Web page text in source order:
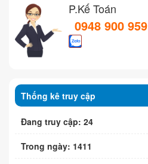
P.Kế Toán
0948 900 959
Thống kê truy cập
Đang truy cập: 24
Trong ngày: 1411